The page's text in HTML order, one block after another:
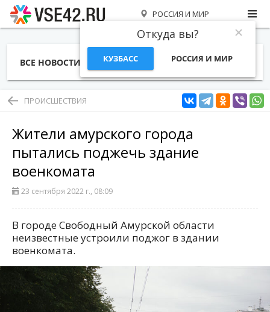
РОССИЯ И МИР
Откуда вы?
КУЗБАСС РОССИЯ И МИР
ВСЕ НОВОСТИ СТАТЬИ ТЕМЫ ФОТО
ПРОИСШЕСТВИЯ
Жители амурского города
пытались поджечь здание
военкомата
23 сентября 2022 г., 08:09
В городе Свободный Амурской области
неизвестные устроили поджог в здании
военкомата.